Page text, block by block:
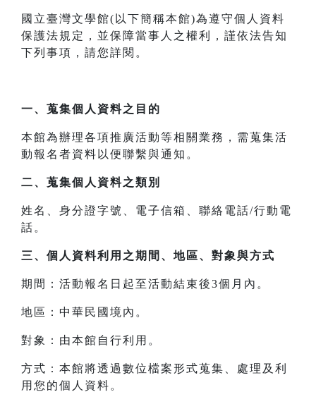
國立臺灣文學館(以下簡稱本館)為遵守個人資料
保護法規定，並保障當事人之權利，謹依法告知
下列事項，請您詳閱。
一、 蒐集個人資料之目的
本館為辦理各項推廣活動等相關業務，需蒐集活
動報名者資料以便聯繫與通知。
二、 蒐集個人資料之類別
姓名、身分證字號、電子信箱、聯絡電話/行動電
話。
三、 個人資料利用之期間、地區、對象與方式
期間：活動報名日起至活動結束後3個月內。
地區：中華民國境內。
對象：由本館自行利用。
方式：本館將透過數位檔案形式蒐集、處理及利
用您的個人資料。